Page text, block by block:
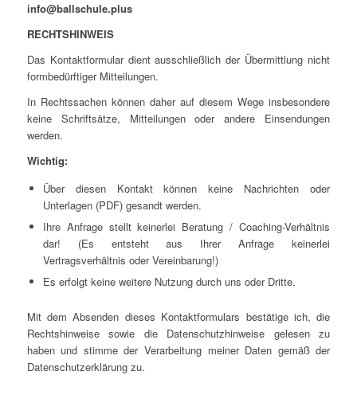
info@ballschule.plus
RECHTSHINWEIS
Das Kontaktformular dient ausschließlich der Übermittlung nicht
formbedürftiger Mitteilungen.
In Rechtssachen können daher auf diesem Wege insbesondere
keine Schriftsätze, Mitteilungen oder andere Einsendungen
werden.
Wichtig:
Über diesen Kontakt können keine Nachrichten oder
Unterlagen (PDF) gesandt werden.
Ihre Anfrage stellt keinerlei Beratung / Coaching-Verhältnis
dar! (Es entsteht aus Ihrer Anfrage keinerlei
Vertragsverhältnis oder Vereinbarung!)
Es erfolgt keine weitere Nutzung durch uns oder Dritte.
Mit dem Absenden dieses Kontaktformulars bestätige ich, die
Rechtshinweise sowie die Datenschutzhinweise gelesen zu
haben und stimme der Verarbeitung meiner Daten gemäß der
Datenschutzerklärung zu.